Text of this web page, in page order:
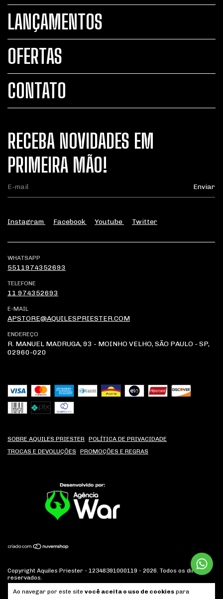
Ao navegar por este site você aceita o uso de cookies para
LANÇAMENTOS
OFERTAS
CONTATO
RECEBA NOVIDADES EM
PRIMEIRA MÃO!
Instagram Facebook Youtube Twitter
WHATSAPP
5511974352693
TELEFONE
11 974352693
E-MAIL
APSTORE@AQUILESPRIESTER.COM
ENDEREÇO
R. MANUEL MADRUGA, 93 - MOINHO VELHO, SÃO PAULO - SP,
02960-020
SOBRE AQUILES PRIESTER
POLÍTICA DE PRIVACIDADE
TROCAS E DEVOLUÇÕES
PROMOÇÕES E REGRAS
Copyright Aquiles Priester - 12348391000119 - 2026. Todos os direitos
reservados.